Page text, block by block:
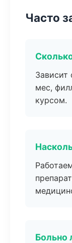
Часто
Зависит
мес,
курсом.
Больно